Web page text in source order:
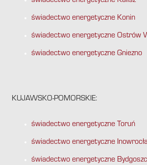
świadectwo energetyczne Konin
świadectwo energetyczne Ostrów
świadectwo energetyczne Gniezno
KUJAWSKO-POMORSKIE:
świadectwo energetyczne Toruń
świadectwo energetyczne
świadectwo energetyczne